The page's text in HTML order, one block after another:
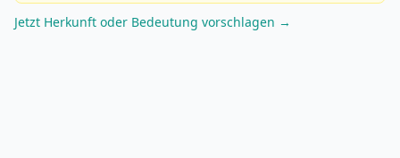
Jetzt Herkunft oder Bedeutung vorschlagen →